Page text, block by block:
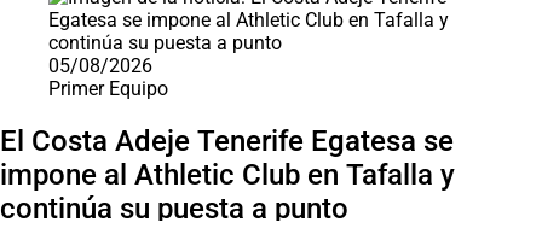
05/08/2026
Primer Equipo
El Costa Adeje Tenerife Egatesa se
impone al Athletic Club en Tafalla y
continúa su puesta a punto